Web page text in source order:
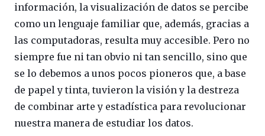
información, la visualización de datos se percibe
como un lenguaje familiar que, además, gracias a
las computadoras, resulta muy accesible. Pero no
siempre fue ni tan obvio ni tan sencillo, sino que
se lo debemos a unos pocos pioneros que, a base
de papel y tinta, tuvieron la visión y la destreza
de combinar arte y estadística para revolucionar
nuestra manera de estudiar los datos.